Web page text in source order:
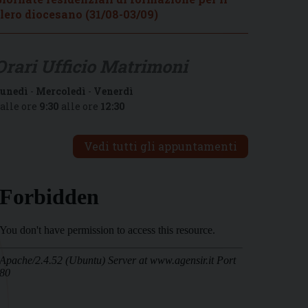
diocesano (31/08-03/09)
- Mercoledì - Venerdì
ore 9:30 alle ore 12:30
Vedi tutti gli appuntamenti